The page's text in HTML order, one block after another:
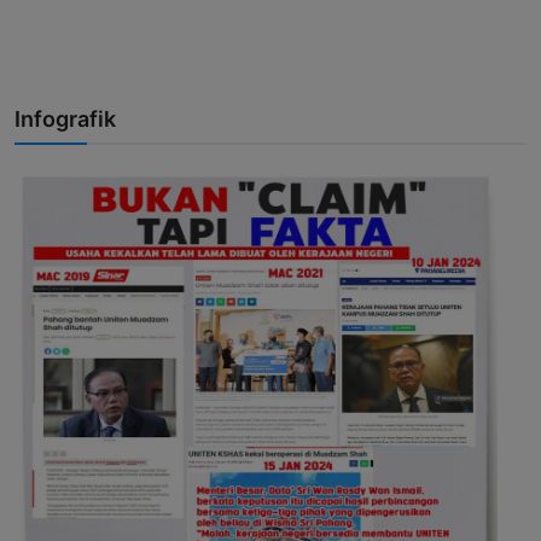
Infografik